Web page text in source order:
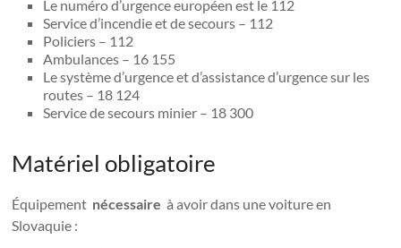
Le numéro d’urgence européen est le 112
Service d’incendie et de secours – 112
Policiers – 112
Ambulances – 16 155
Le système d’urgence et d’assistance d’urgence sur les
routes – 18 124
Service de secours minier – 18 300
Matériel obligatoire
Équipement nécessaire à avoir dans une voiture en
Slovaquie :